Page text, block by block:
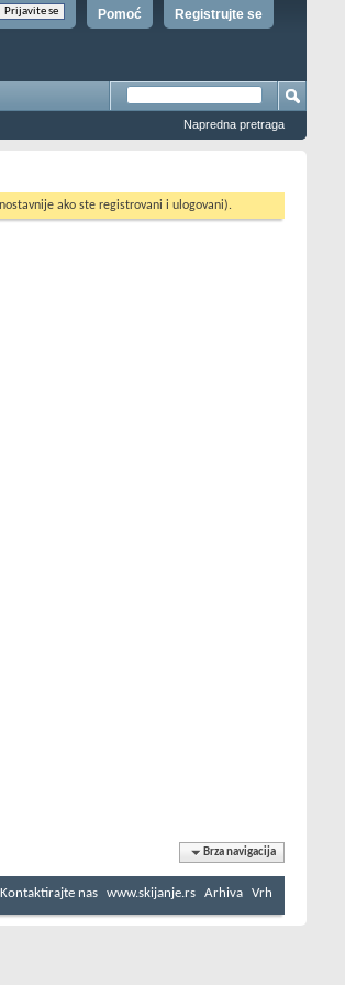
Registrujte se
Pomoć
Napredna pretraga
ako ste registrovani i ulogovani).
Brza navigacija
Kontaktirajte nas www.skijanje.rs Arhiva Vrh